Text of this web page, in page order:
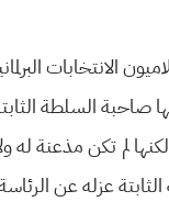
الانتخابات
صاحبة السلطة
لم تكن مذعنة له
عزله عن